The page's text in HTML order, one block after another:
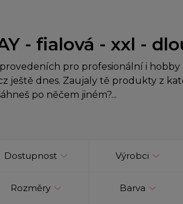
- fialová - xxl -
provedeních pro profesionální i
ještě dnes. Zaujaly tě produkty z
po něčem jiném?...
Dostupnost Výrobci
Rozměry Barva